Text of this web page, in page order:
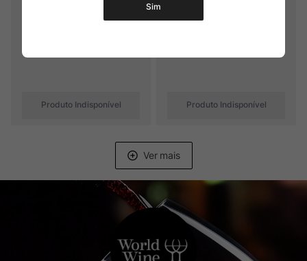
Produto Indisponível Produto Indisponível
Sim